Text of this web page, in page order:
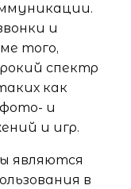
и
того,
спектр
как
и
и игр.
являются
в